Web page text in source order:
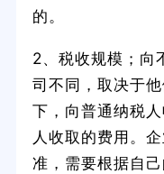
的。
2、税收规模；向
司不同，取决于
下，向普通纳税
人收取的费用。
准，需要根据自